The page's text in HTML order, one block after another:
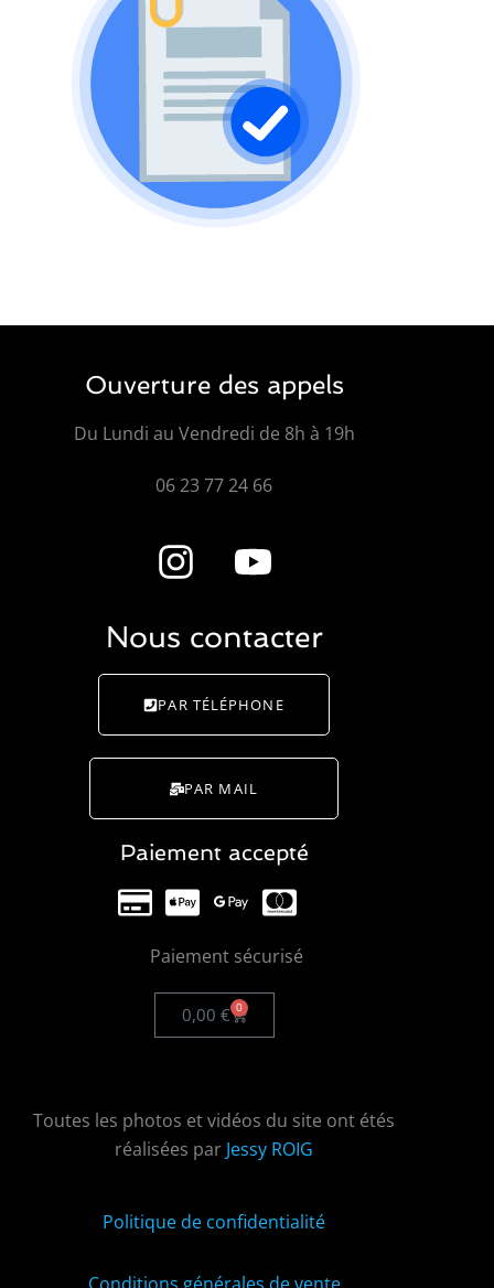
Ouverture des appels
Du Lundi au Vendredi de 8h à 19h
06 23 77 24 66
Nous contacter
PAR TÉLÉPHONE
PAR MAIL
Paiement accepté
Paiement sécurisé
0,00 € 0
Toutes les photos et vidéos du site ont étés
réalisées par Jessy ROIG
Politique de confidentialité